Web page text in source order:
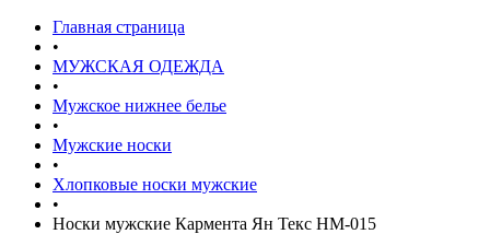
Главная страница
•
МУЖСКАЯ ОДЕЖДА
•
Мужское нижнее белье
•
Мужские носки
•
Хлопковые носки мужские
•
Носки мужские Кармента Ян Текс НМ-015